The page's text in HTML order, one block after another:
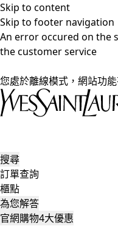
Skip to content
Skip to footer navigation
An error occured on the
the customer service
您處於離線模式，網站功
搜尋
訂單查詢
櫃點
為您解答
官網購物4大優惠